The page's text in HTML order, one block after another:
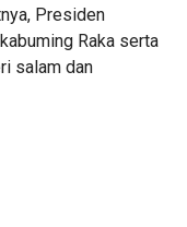
Presiden
Raka serta
salam dan